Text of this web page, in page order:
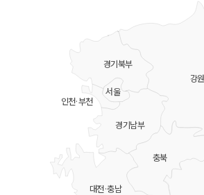
강원
충북
대전·충남
경기북부
경기남부
서울
인천·부천